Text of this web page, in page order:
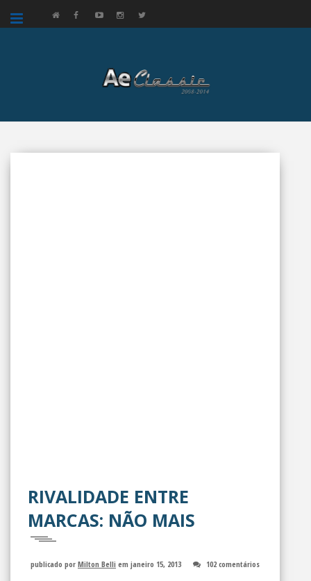
RIVALIDADE ENTRE
MARCAS: NÃO MAIS
publicado por Milton Belli em janeiro 15, 2013 102 comentários